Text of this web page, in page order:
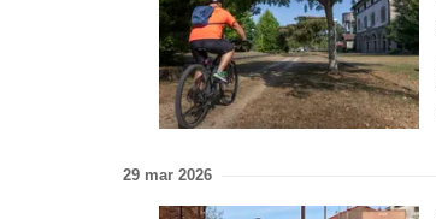
29 mar 2026